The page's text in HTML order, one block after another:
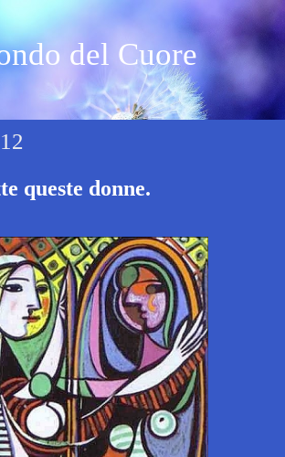
del Cuore
queste donne.